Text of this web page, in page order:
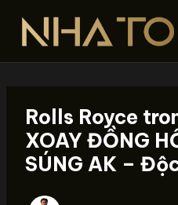
dung
Rolls Royce
XOAY ĐỒNG
SÚNG AK –